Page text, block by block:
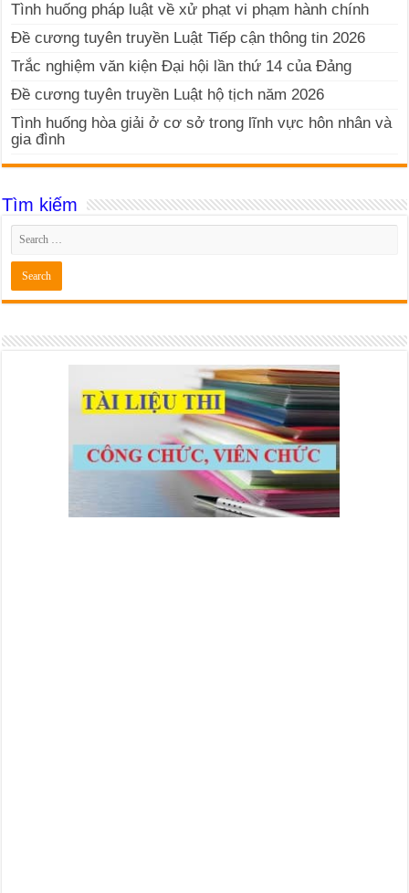
Tình huống pháp luật về xử phạt vi phạm hành chính
Đề cương tuyên truyền Luật Tiếp cận thông tin 2026
Trắc nghiệm văn kiện Đại hội lần thứ 14 của Đảng
Đề cương tuyên truyền Luật hộ tịch năm 2026
Tình huống hòa giải ở cơ sở trong lĩnh vực hôn nhân và
gia đình
Tìm kiếm